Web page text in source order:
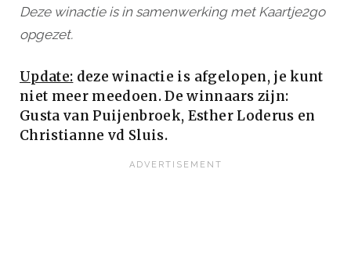
Deze winactie is in samenwerking met Kaartje2go
opgezet.
Update: deze winactie is afgelopen, je kunt
niet meer meedoen. De winnaars zijn:
Gusta van Puijenbroek, Esther Loderus en
Christianne vd Sluis.